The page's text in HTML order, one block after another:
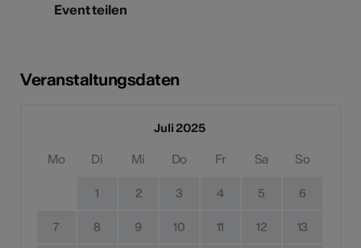
Event teilen
Veranstaltungsdaten
Juli 2025
Mo Di Mi Do Fr Sa So
1 2 3 4 5 6
7 8 9 10 11 12 13